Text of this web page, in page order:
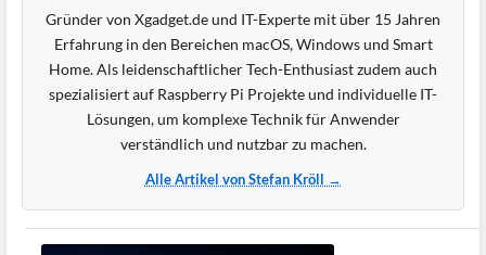
Gründer von Xgadget.de und IT-Experte mit über 15 Jahren
Erfahrung in den Bereichen macOS, Windows und Smart
Home. Als leidenschaftlicher Tech-Enthusiast zudem auch
spezialisiert auf Raspberry Pi Projekte und individuelle IT-
Lösungen, um komplexe Technik für Anwender
verständlich und nutzbar zu machen.
Alle Artikel von Stefan Kröll →